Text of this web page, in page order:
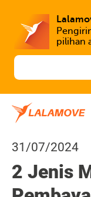
31/07/2024
2 Jenis